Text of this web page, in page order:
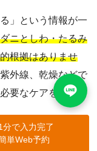
」という情報が一
ニとしわ・たるみ
根拠はありませ
外線、乾燥などで
要なケアを行うこ
解決する」という
分で入力完了
単Web予約